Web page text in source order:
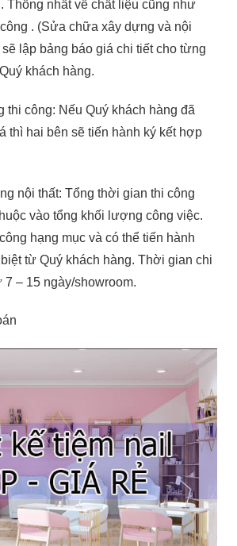
Thống nhất về chất liệu cũng như
. (Sửa chữa xây dựng và nội
lập bảng báo giá chi tiết cho từng
khách hàng.
thi công: Nếu Quý khách hàng đã
thì hai bên sẽ tiến hành ký kết hợp
nội thất: Tổng thời gian thi công
vào tổng khối lượng công việc.
hạng mục và có thể tiến hành
từ Quý khách hàng. Thời gian chi
7 – 15 ngày/showroom.